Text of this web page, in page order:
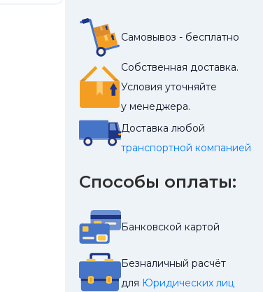
Самовывоз - бесплатно
Собственная доставка.
Условия уточняйте
у менеджера.
Доставка любой
транспортной компанией
Способы оплаты:
Банковской картой
Безналичный расчёт
для Юридических лиц